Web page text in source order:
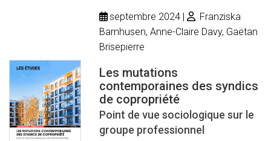
septembre 2024
Franziska
Barnhusen, Anne-Claire Davy, Gaëtan
Brisepierre
Les mutations
contemporaines des syndics
de copropriété
Point de vue sociologique sur le
groupe professionnel